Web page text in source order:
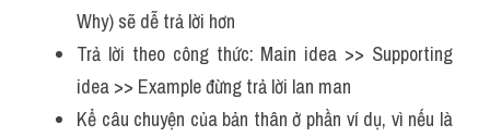
Why) sẽ dễ trả lời hơn
Trả lời theo công thức: Main idea >> Supporting
idea >> Example đừng trả lời lan man
Kể câu chuyện của bản thân ở phần ví dụ, vì nếu là